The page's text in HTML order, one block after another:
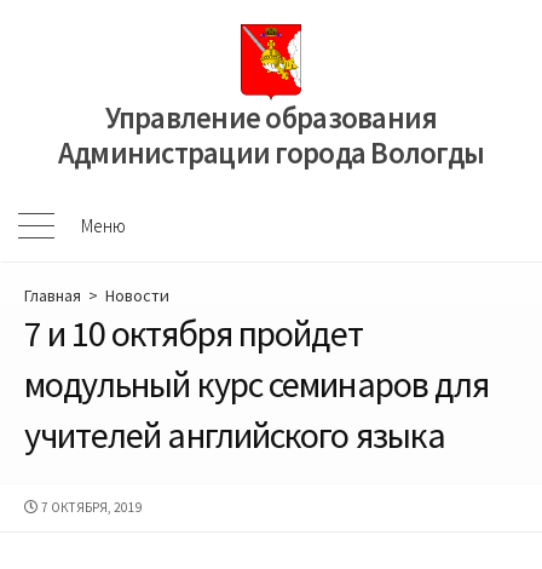
Управление образования
Администрации города Вологды
Меню
Меню
Главная > Новости
7 и 10 октября пройдет
модульный курс семинаров для
учителей английского языка
ДАТА
7 ОКТЯБРЯ, 2019